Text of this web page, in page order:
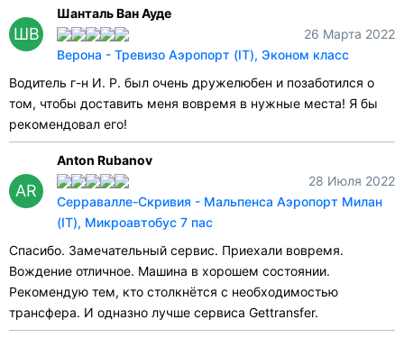
ШВ
Шанталь Ван Ауде
26 Марта 2022
Верона - Тревизо Аэропорт (IT), Эконом класс
Водитель г-н И. Р. был очень дружелюбен и позаботился о
том, чтобы доставить меня вовремя в нужные места! Я бы
рекомендовал его!
AR
Anton Rubanov
28 Июля 2022
Серравалле-Скривия - Мальпенса Аэропорт Милан
(IT), Микроавтобус 7 пас
Спасибо. Замечательный сервис. Приехали вовремя.
Вождение отличное. Машина в хорошем состоянии.
Рекомендую тем, кто столкнётся с необходимостью
трансфера. И одназно лучше сервиса Gettransfer.